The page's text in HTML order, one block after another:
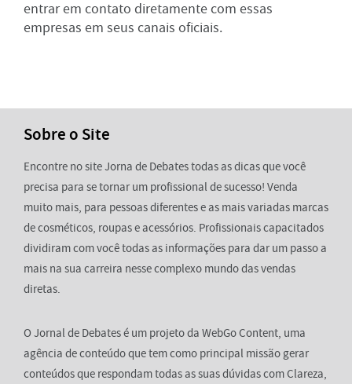
entrar em contato diretamente com essas
empresas em seus canais oficiais.
Sobre o Site
Encontre no site Jorna de Debates todas as dicas que você
precisa para se tornar um profissional de sucesso! Venda
muito mais, para pessoas diferentes e as mais variadas marcas
de cosméticos, roupas e acessórios. Profissionais capacitados
dividiram com você todas as informações para dar um passo a
mais na sua carreira nesse complexo mundo das vendas
diretas.
O Jornal de Debates é um projeto da WebGo Content, uma
agência de conteúdo que tem como principal missão gerar
conteúdos que respondam todas as suas dúvidas com Clareza,